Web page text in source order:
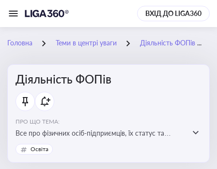
ВХІД ДО LIGA360
Головна Теми в центрі уваги Діяльність ФОПів
Діяльність ФОПів
ПРО ЩО ТЕМА:
Все про фізичних осіб-підприємців, їх статус та
діяльність. Зміни в законодавстві, що стосуються
роботи ФОПів
Освіта